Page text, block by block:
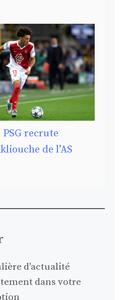
recrute
de l’AS
d'actualité
dans votre